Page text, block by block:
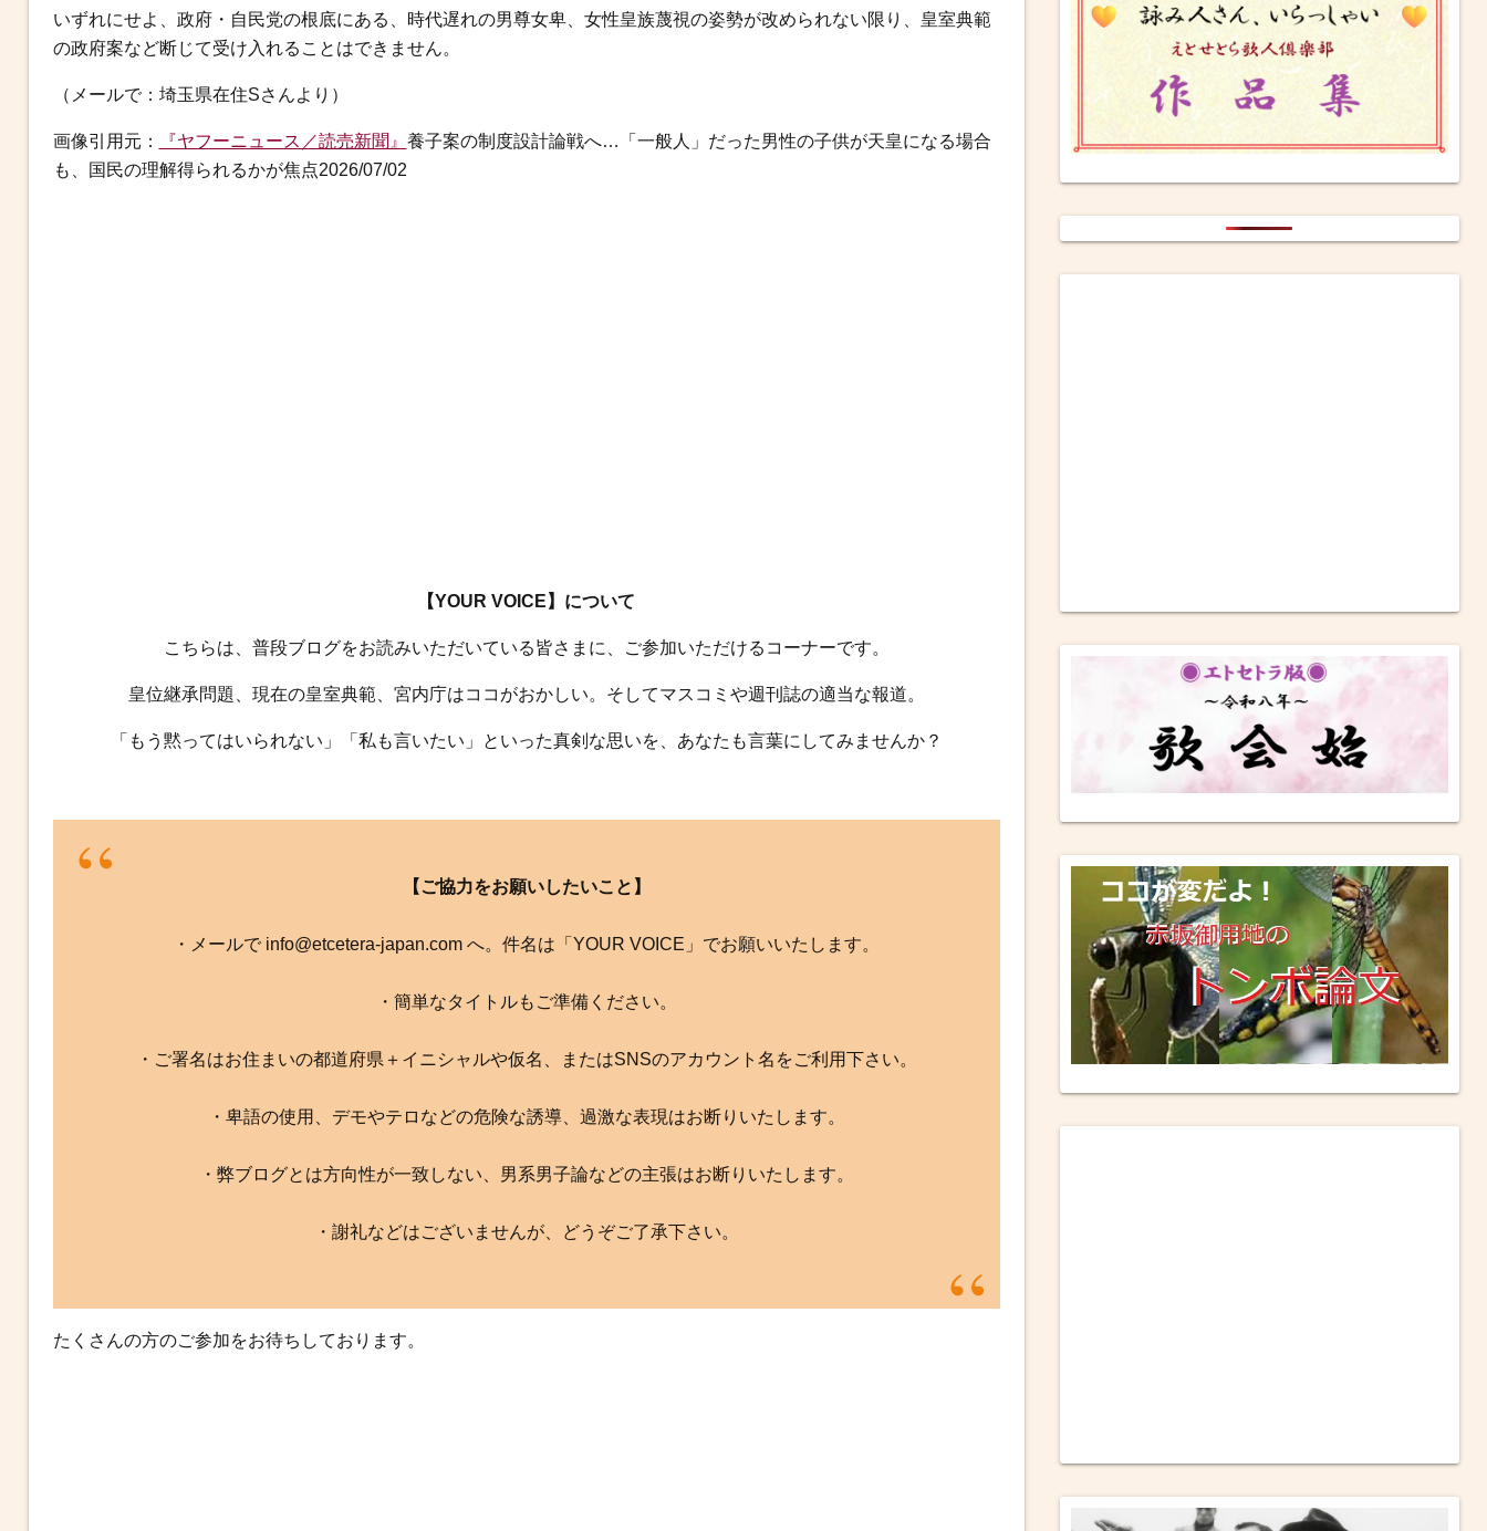
いずれにせよ、政府・自民党の根底にある、時代遅れの男尊女卑、女性皇族蔑視の姿勢が改められない限り、皇室典範
の政府案など断じて受け入れることはできません。
（メールで：埼玉県在住Sさんより）
画像引用元： 『ヤフーニュース／読売新聞』 養子案の制度設計論戦へ…「一般人」だった男性の子供が天皇になる場合
も、国民の理解得られるかが焦点2026/07/02
【YOUR VOICE】について
こちらは、普段ブログをお読みいただいている皆さまに、ご参加いただけるコーナーです。
皇位継承問題、現在の皇室典範、宮内庁はココがおかしい。そしてマスコミや週刊誌の適当な報道。
「もう黙ってはいられない」「私も言いたい」といった真剣な思いを、あなたも言葉にしてみませんか？
【ご協力をお願いしたいこと】
・メールで info@etcetera-japan.com へ。件名は「YOUR VOICE」でお願いいたします。
・簡単なタイトルもご準備ください。
・ご署名はお住まいの都道府県＋イニシャルや仮名、またはSNSのアカウント名をご利用下さい。
・卑語の使用、デモやテロなどの危険な誘導、過激な表現はお断りいたします。
・弊ブログとは方向性が一致しない、男系男子論などの主張はお断りいたします。
・謝礼などはございませんが、どうぞご了承下さい。
たくさんの方のご参加をお待ちしております。